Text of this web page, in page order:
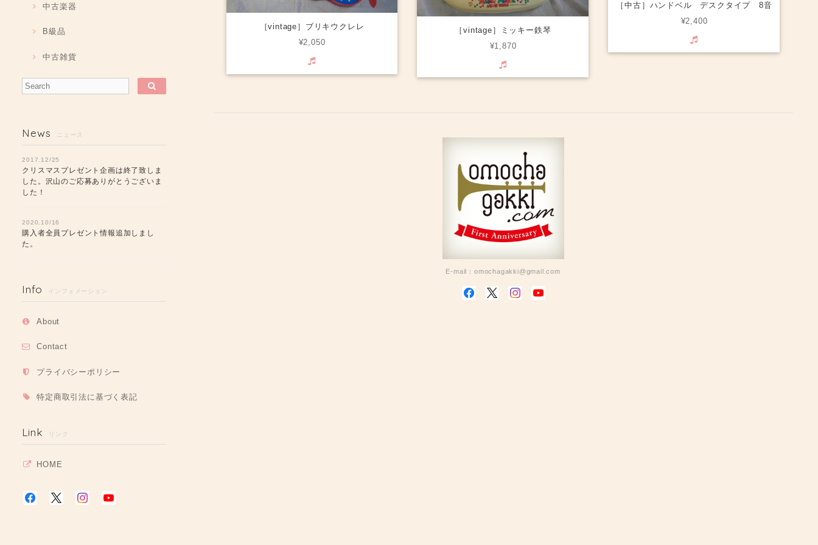
中古楽器
B級品
中古雑貨
News ニュース
2017.12/25
クリスマスプレゼント企画は終了致しま
した。沢山のご応募ありがとうございま
した！
2020.10/16
購入者全員プレゼント情報追加しまし
た。
Info インフォメーション
About
Contact
プライバシーポリシー
特定商取引法に基づく表記
Link リンク
HOME
［vintage］ブリキウクレレ
¥2,050
［vintage］ミッキー鉄琴
¥1,870
［中古］ハンドベル デスクタイプ 8音
¥2,400
E-mail： omochagakki@gmail.com